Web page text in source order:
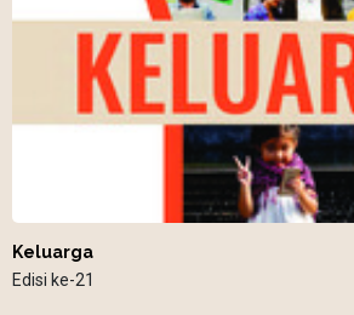
Keluarga
Edisi ke-21